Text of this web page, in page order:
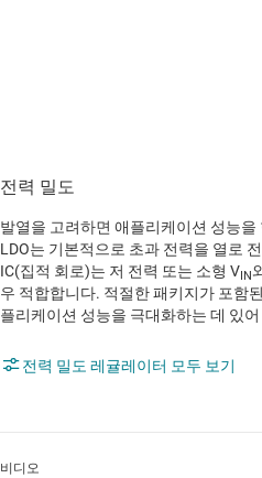
전력 밀도
발열을 고려하면 애플리케이션 성능
LDO는 기본적으로 초과 전력을 열로
IC(집적 회로)는 저 전력 또는 소형 VIN
우 적합합니다. 적절한 패키지가 포함
플리케이션 성능을 극대화하는 데 있
전력 밀도 레귤레이터 모두 보기
비디오